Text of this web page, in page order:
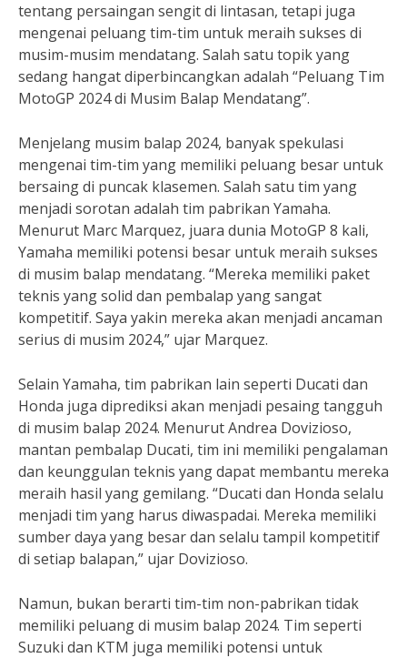
tentang persaingan sengit di lintasan, tetapi juga
mengenai peluang tim-tim untuk meraih sukses di
musim-musim mendatang. Salah satu topik yang
sedang hangat diperbincangkan adalah “Peluang Tim
MotoGP 2024 di Musim Balap Mendatang”.
Menjelang musim balap 2024, banyak spekulasi
mengenai tim-tim yang memiliki peluang besar untuk
bersaing di puncak klasemen. Salah satu tim yang
menjadi sorotan adalah tim pabrikan Yamaha.
Menurut Marc Marquez, juara dunia MotoGP 8 kali,
Yamaha memiliki potensi besar untuk meraih sukses
di musim balap mendatang. “Mereka memiliki paket
teknis yang solid dan pembalap yang sangat
kompetitif. Saya yakin mereka akan menjadi ancaman
serius di musim 2024,” ujar Marquez.
Selain Yamaha, tim pabrikan lain seperti Ducati dan
Honda juga diprediksi akan menjadi pesaing tangguh
di musim balap 2024. Menurut Andrea Dovizioso,
mantan pembalap Ducati, tim ini memiliki pengalaman
dan keunggulan teknis yang dapat membantu mereka
meraih hasil yang gemilang. “Ducati dan Honda selalu
menjadi tim yang harus diwaspadai. Mereka memiliki
sumber daya yang besar dan selalu tampil kompetitif
di setiap balapan,” ujar Dovizioso.
Namun, bukan berarti tim-tim non-pabrikan tidak
memiliki peluang di musim balap 2024. Tim seperti
Suzuki dan KTM juga memiliki potensi untuk